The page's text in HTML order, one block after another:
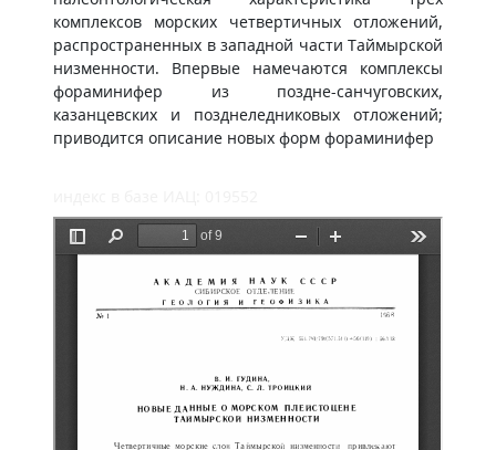
комплексов морских четвертичных отложений,
распространенных в западной части Таймырской
низменности. Впервые намечаются комплексы
фораминифер из поздне-санчуговских,
казанцевских и позднеледниковых отложений;
приводится описание новых форм фораминифер